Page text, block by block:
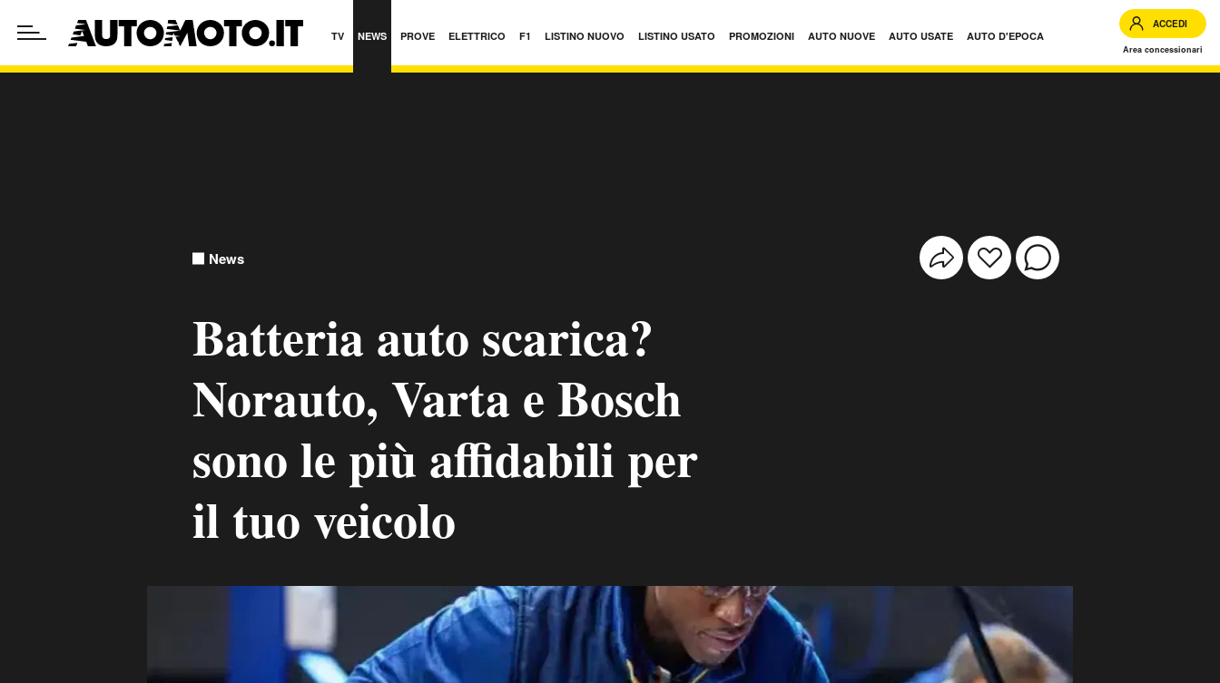
TV NEWS PROVE ELETTRICO F1 LISTINO NUOVO LISTINO USATO PROMOZIONI AUTO NUOVE AUTO USATE AUTO D'EPOCA
ACCEDI
Area concessionari
News
Batteria auto scarica?
Norauto, Varta e Bosch
sono le più affidabili per
il tuo veicolo